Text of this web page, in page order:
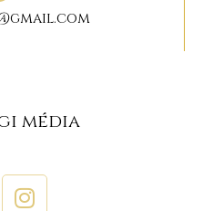
média